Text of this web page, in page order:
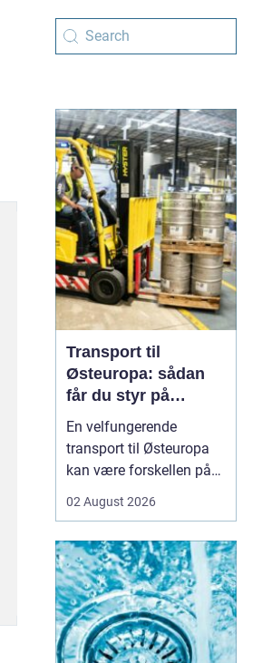
Transport til
Østeuropa: sådan
får du styr på
logistikken
En velfungerende
transport til Østeuropa
kan være forskellen på
dyre forsinkelser. Mange
mod Baltikum, Ukraine
og resten af regionen for
at finde nye kunder og
leverandører. Men v...
02 August 2026